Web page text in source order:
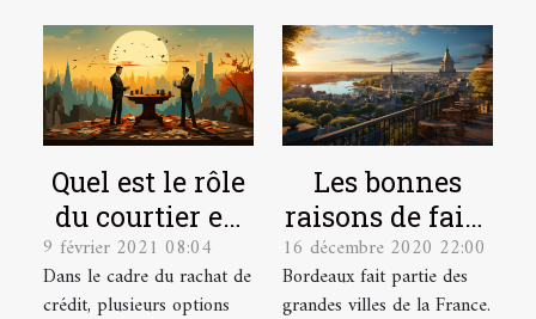
Quel est le rôle
du courtier en
rachat de crédit
?
9 février 2021 08:04
Dans le cadre du rachat de
crédit, plusieurs options
Les bonnes
raisons de faire
un
investissement
16 décembre 2020 22:00
Bordeaux fait partie des
grandes villes de la France.